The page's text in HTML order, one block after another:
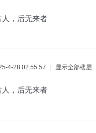
，后无来者
4-28 02:55:57 显示全部楼层
，后无来者